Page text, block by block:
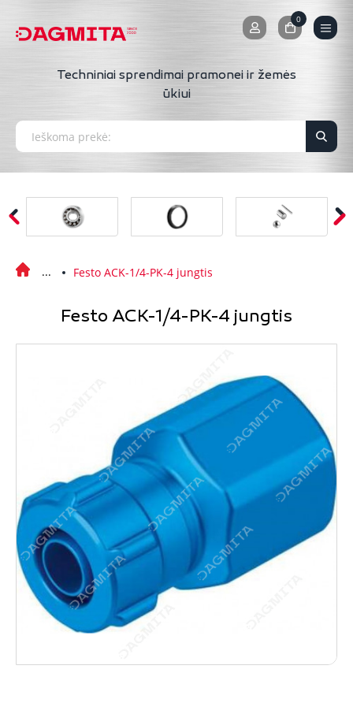
0
0
Techniniai sprendimai pramonei ir žemės
ūkiui
Festo ACK-1/4-PK-4 jungtis
Festo ACK-1/4-PK-4 jungtis